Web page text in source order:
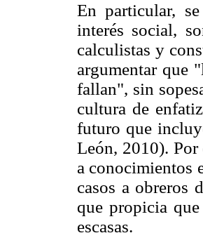
En particular,
interés social,
calculistas y
argumentar que
fallan", sin
cultura de
futuro que
León, 2010). Por
a conocimientos
casos a obreros
que propicia
escasas.